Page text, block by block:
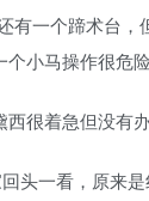
有一个蹄术台，
小马操作很危
西很着急但没
头一看，原来是